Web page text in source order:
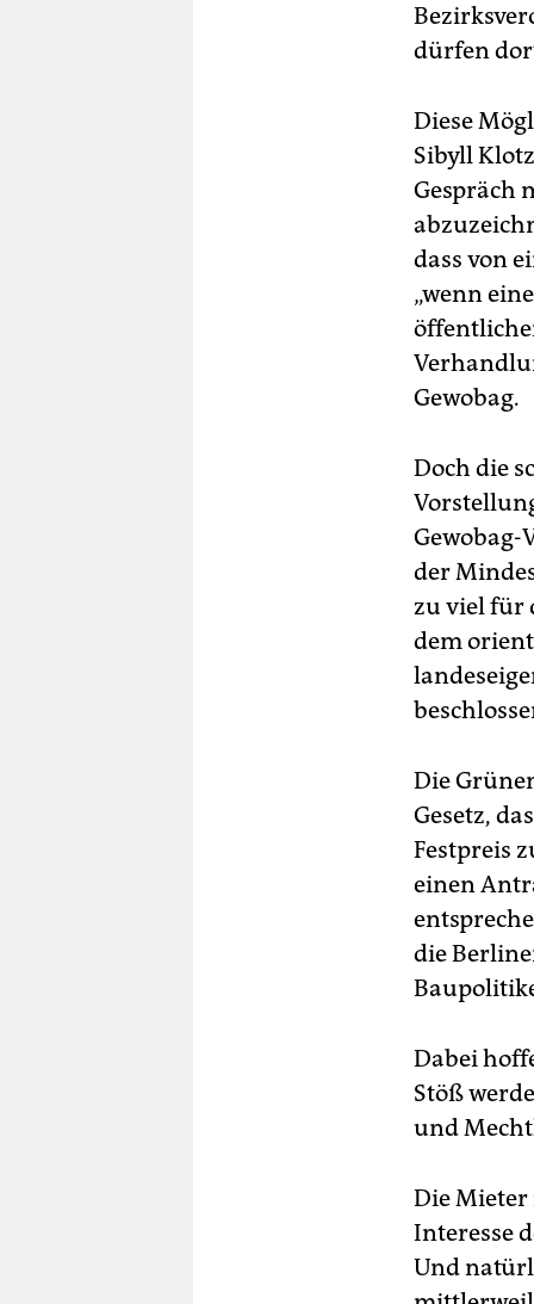
dürfen
Diese
Sibyll
Gespräch
dass von
„wenn
Gewobag.
Doch die
Gewobag-
der
zu viel für
dem
Die
Gesetz,
Festpreis
einen
die
Dabei
Stöß
und
Die
Interesse
Und